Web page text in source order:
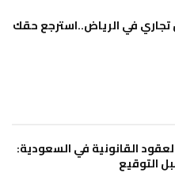
في الرياض..استرجع حقك
القانونية في السعودية:
التوقيع